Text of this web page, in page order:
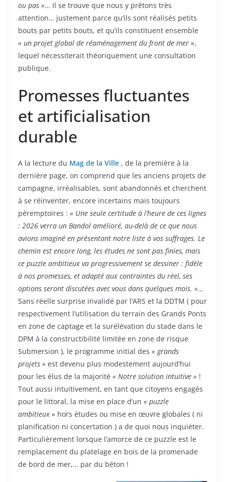
ou pas »… Il se trouve que nous y prêtons très
attention… justement parce qu’ils sont réalisés petits
bouts par petits bouts, et qu’ils constituent ensemble
« un projet global de réaménagement du front de mer »,
lequel nécessiterait théoriquement une consultation
publique.
Promesses fluctuantes
et artificialisation
durable
A la lecture du Mag de la Ville , de la première à la
dernière page, on comprend que les anciens projets de
campagne, irréalisables, sont abandonnés et cherchent
à se réinventer, encore incertains mais toujours
péremptoires : « Une seule certitude à l’heure de ces lignes
: 2026 verra un Bandol amélioré, au-delà de ce que nous
avions imaginé en présentant notre liste à vos suffrages. Le
chemin est encore long, les études ne sont pas finies, mais
ce puzzle ambitieux va progressivement se dessiner : fidèle
à nos promesses, et adapté aux contraintes du réel, ses
options seront discutées avec vous dans quelques mois. »…
Sans réelle surprise invalidé par l’ARS et la DDTM ( pour
respectivement l’utilisation du terrain des Grands Ponts
en zone de captage et la surélévation du stade dans le
DPM à la constructibilité limitée en zone de risque
Submersion ), le programme initial des « grands
projets » est devenu plus modestement aujourd’hui
pour les élus de la majorité « Notre solution intuitive » !
Tout aussi intuitivement, en tant que citoyens engagés
pour le littoral, la mise en place d’un « puzzle
ambitieux » hors études ou mise en œuvre globales ( ni
planification ni concertation ) a de quoi nous inquiéter.
Particulièrement lorsque l’amorce de ce puzzle est le
remplacement du platelage en bois de la promenade
de bord de mer,… par du béton !